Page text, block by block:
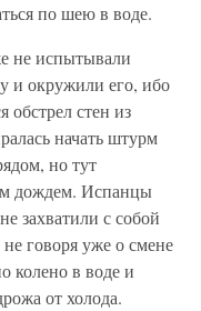
по шею в воде.
не испытывали
и окружили его, ибо
обстрел стен из
начать штурм
но тут
дождем. Испанцы
захватили с собой
говоря уже о смене
колено в воде и
от холода.